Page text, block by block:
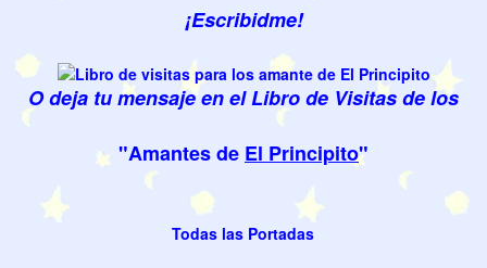
¡Escribidme!
O deja tu mensaje en el Libro de Visitas de los
"Amantes de El Principito"
Todas las Portadas